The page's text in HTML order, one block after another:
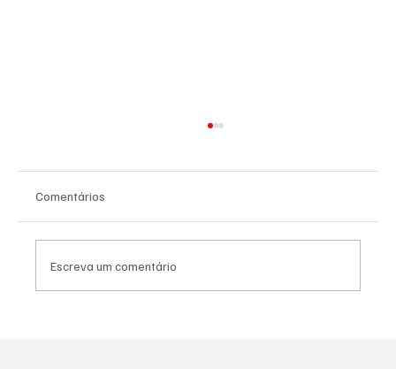
Comentários
Escreva um comentário